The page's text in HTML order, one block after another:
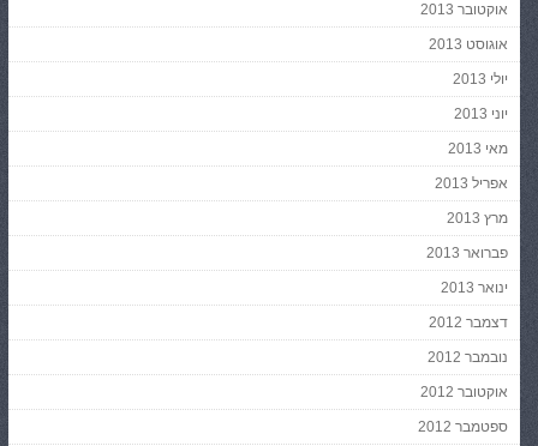
אוקטובר 2013
אוגוסט 2013
יולי 2013
יוני 2013
מאי 2013
אפריל 2013
מרץ 2013
פברואר 2013
ינואר 2013
דצמבר 2012
נובמבר 2012
אוקטובר 2012
ספטמבר 2012